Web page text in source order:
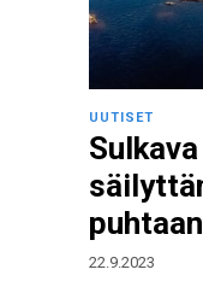
UUTISET
22.9.2023